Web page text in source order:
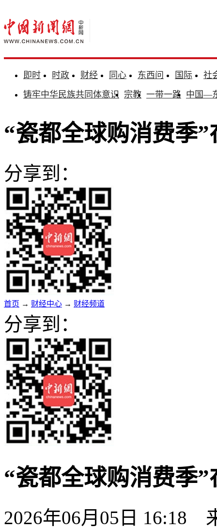
即时 时政 财经 同心 东西问 国际
社
铸牢中华民族共同体意识 宗教 一带一路 中国—
“瓷都全球购消费季
分享到：
首页 → 财经中心 → 财经频道
分享到：
“瓷都全球购消费季
2026年06月05日 16:18